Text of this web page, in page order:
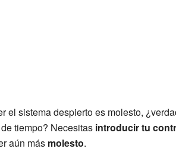
el sistema despierto es molesto,
tiempo? Necesitas introducir tu
aún más molesto.